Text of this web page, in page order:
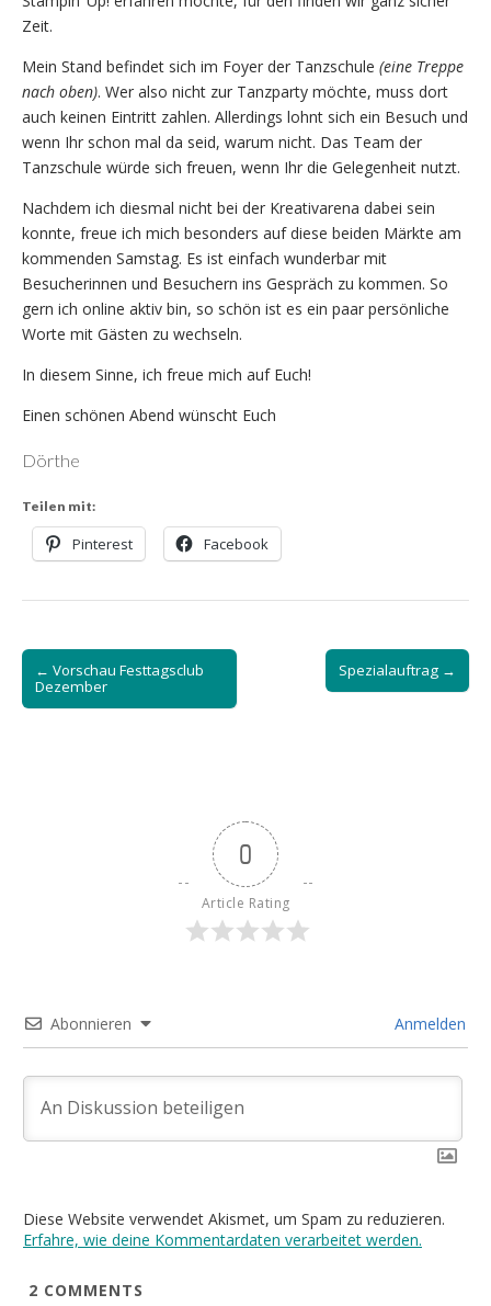
Zeit.
Mein Stand befindet sich im Foyer der Tanzschule (eine Treppe
nach oben). Wer also nicht zur Tanzparty möchte, muss dort
auch keinen Eintritt zahlen. Allerdings lohnt sich ein Besuch und
wenn Ihr schon mal da seid, warum nicht. Das Team der
Tanzschule würde sich freuen, wenn Ihr die Gelegenheit nutzt.
Nachdem ich diesmal nicht bei der Kreativarena dabei sein
konnte, freue ich mich besonders auf diese beiden Märkte am
kommenden Samstag. Es ist einfach wunderbar mit
Besucherinnen und Besuchern ins Gespräch zu kommen. So
gern ich online aktiv bin, so schön ist es ein paar persönliche
Worte mit Gästen zu wechseln.
In diesem Sinne, ich freue mich auf Euch!
Einen schönen Abend wünscht Euch
Dörthe
Teilen mit:
Pinterest Facebook
Post
navigation
← Vorschau Festtagsclub
Dezember
Spezialauftrag →
0
Article Rating
Abonnieren Anmelden
Diese Website verwendet Akismet, um Spam zu reduzieren.
Erfahre, wie deine Kommentardaten verarbeitet werden.
2 COMMENTS